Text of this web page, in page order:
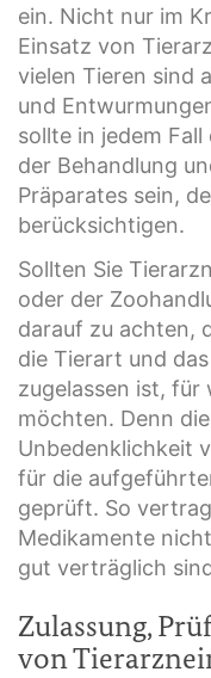
ein. Nicht nur im
Einsatz von
vielen Tieren sind
und
sollte in jedem
der Behandlung
Präparates sein,
berücksichtigen.
Sollten Sie
oder der
darauf zu achten,
die Tierart und
zugelassen ist, für
möchten. Denn
Unbedenklichkeit
für die
geprüft. So
Medikamente
gut verträglich
Zulassung,
von